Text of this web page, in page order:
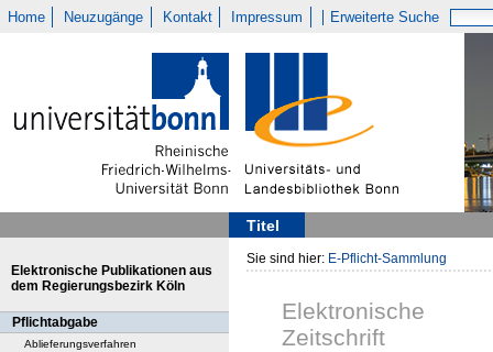
Home Neuzugänge Kontakt Impressum Erweiterte Suche
Titel
Elektronische Publikationen aus
dem Regierungsbezirk Köln
Pflichtabgabe
Ablieferungsverfahren
Sie sind hier: E-Pflicht-Sammlung
Elektronische
Zeitschrift